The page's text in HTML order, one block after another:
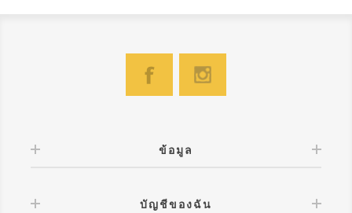
ข้อมูล
บัญชีของฉัน